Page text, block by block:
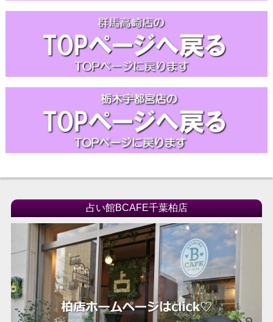
占い館BCAFE千葉柏店